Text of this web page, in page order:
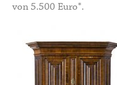
von 5.500 Euro*.